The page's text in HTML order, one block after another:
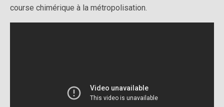
course chimérique à la métropolisation.